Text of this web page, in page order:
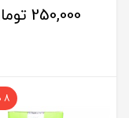
250,000
8 % تخفیف